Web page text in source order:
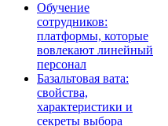
Обучение
сотрудников:
платформы, которые
вовлекают линейный
персонал
Базальтовая вата:
свойства,
характеристики и
секреты выбора